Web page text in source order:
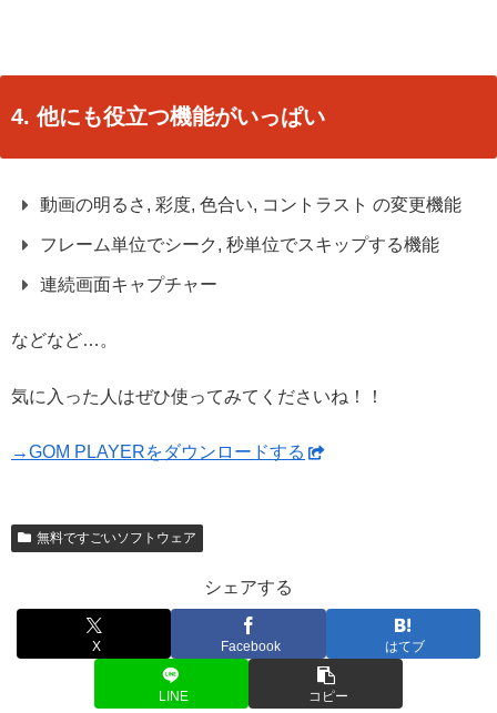
4. 他にも役立つ機能がいっぱい
動画の明るさ, 彩度, 色合い, コントラスト の変更機能
フレーム単位でシーク, 秒単位でスキップする機能
連続画面キャプチャー
などなど…。
気に入った人はぜひ使ってみてくださいね！！
→GOM PLAYERをダウンロードする
無料ですごいソフトウェア
シェアする
X Facebook はてブ
LINE コピー